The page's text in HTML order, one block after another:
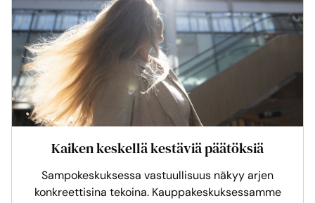
Kaiken keskellä kestäviä päätöksiä
Sampokeskuksessa vastuullisuus näkyy arjen
konkreettisina tekoina. Kauppakeskuksessamme